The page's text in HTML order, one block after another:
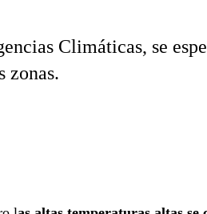
Climáticas, se
zonas.